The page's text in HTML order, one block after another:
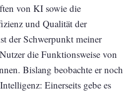
von KI sowie die
und Qualität der
der Schwerpunkt meiner
die Funktionsweise von
Bislang beobachte er noch
Einerseits gebe es